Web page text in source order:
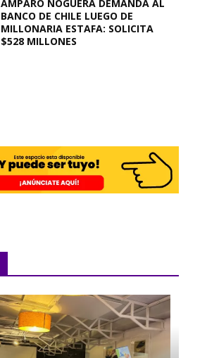
AMPARO NOGUERA DEMANDA AL
BANCO DE CHILE LUEGO DE
MILLONARIA ESTAFA: SOLICITA
$528 MILLONES